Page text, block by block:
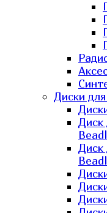
Диски
Диск
Диск